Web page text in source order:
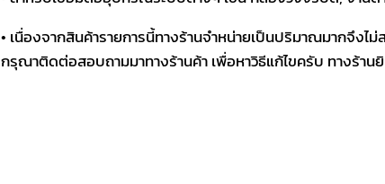
• เนื่องจากสินค้ารายการนี้ทางร้านจำหน่ายเป็นปริมาณมากจึง
กรุณาติดต่อสอบถามมาทางร้านค้า เพื่อหาวิธีแก้ไขครับ ทางร้าน